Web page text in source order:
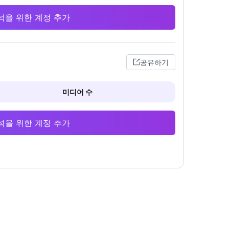
을 위한 계정 추가
공유하기
미디어 수
을 위한 계정 추가